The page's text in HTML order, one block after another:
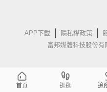
APP下載 隱私權政策
富邦媒體科技股份有
首頁 逛逛 追